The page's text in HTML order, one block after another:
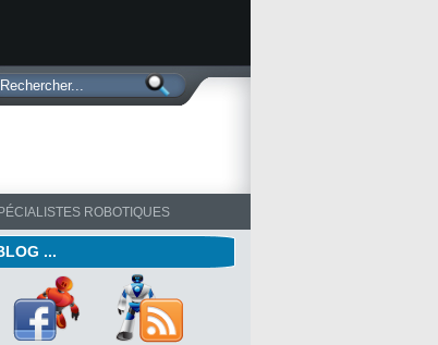
ROBOTIQUES
...